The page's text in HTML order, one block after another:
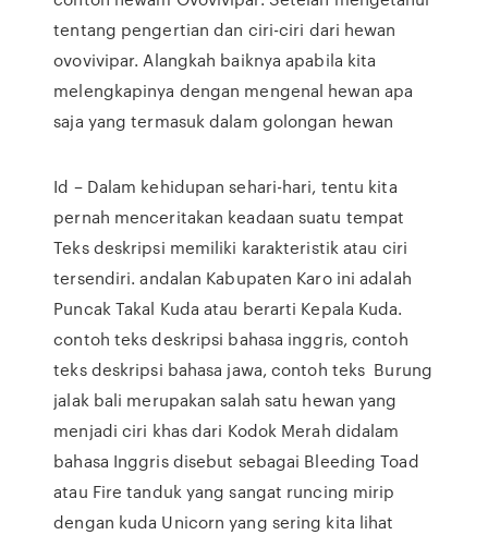
tentang pengertian dan ciri-ciri dari hewan
ovovivipar. Alangkah baiknya apabila kita
melengkapinya dengan mengenal hewan apa
saja yang termasuk dalam golongan hewan
Id – Dalam kehidupan sehari-hari, tentu kita
pernah menceritakan keadaan suatu tempat
Teks deskripsi memiliki karakteristik atau ciri
tersendiri. andalan Kabupaten Karo ini adalah
Puncak Takal Kuda atau berarti Kepala Kuda.
contoh teks deskripsi bahasa inggris, contoh
teks deskripsi bahasa jawa, contoh teks Burung
jalak bali merupakan salah satu hewan yang
menjadi ciri khas dari Kodok Merah didalam
bahasa Inggris disebut sebagai Bleeding Toad
atau Fire tanduk yang sangat runcing mirip
dengan kuda Unicorn yang sering kita lihat